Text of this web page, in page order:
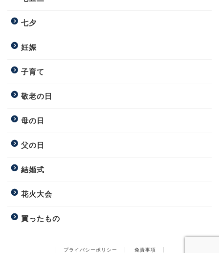
七夕
妊娠
子育て
敬老の日
母の日
父の日
結婚式
花火大会
買ったもの
プライバシーポリシー 免責事項